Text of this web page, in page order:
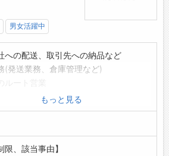
男女活躍中
への配送、取引先への納品など
(発送業務、倉庫管理など)
もっと見る
限、該当事由】